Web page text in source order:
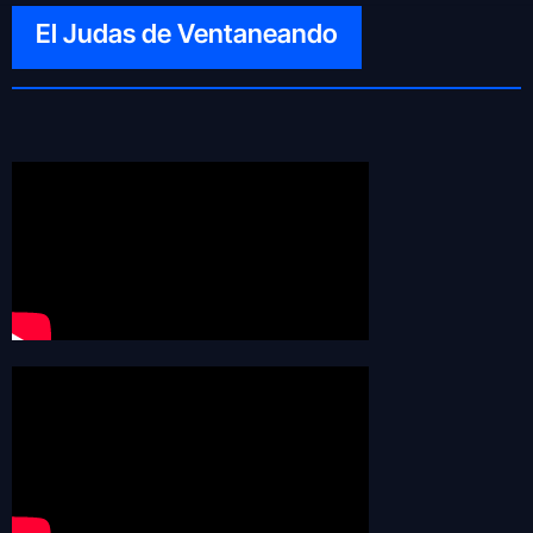
El Judas de Ventaneando